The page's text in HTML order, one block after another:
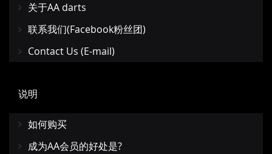
关于AA darts
联系我们(Facebook粉丝团)
Contact Us (E-mail)
说明
如何购买
成为AA会员的好处是?